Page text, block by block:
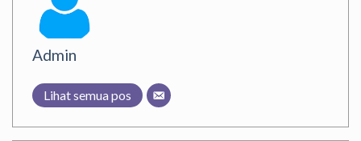
Admin
Lihat semua pos